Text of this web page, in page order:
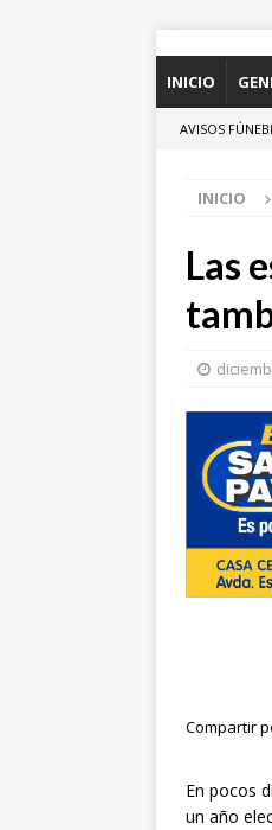
INICIO
AVISOS
INICIO
Las
En pocos
un año